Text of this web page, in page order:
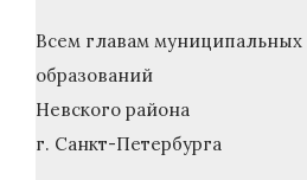
Всем главам муниципальных
образований
Невского района
г. Санкт-Петербурга